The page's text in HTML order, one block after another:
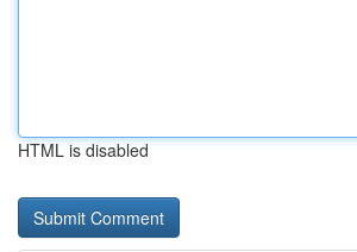
HTML is disabled